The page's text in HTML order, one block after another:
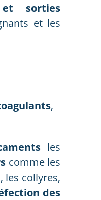
sorties
et les
,
les
comme les
les collyres,
des